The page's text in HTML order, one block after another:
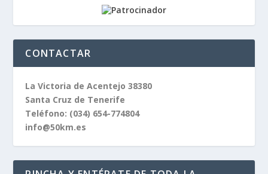
CONTACTAR
La Victoria de Acentejo 38380
Santa Cruz de Tenerife
Teléfono: (034) 654-774804
info@50km.es